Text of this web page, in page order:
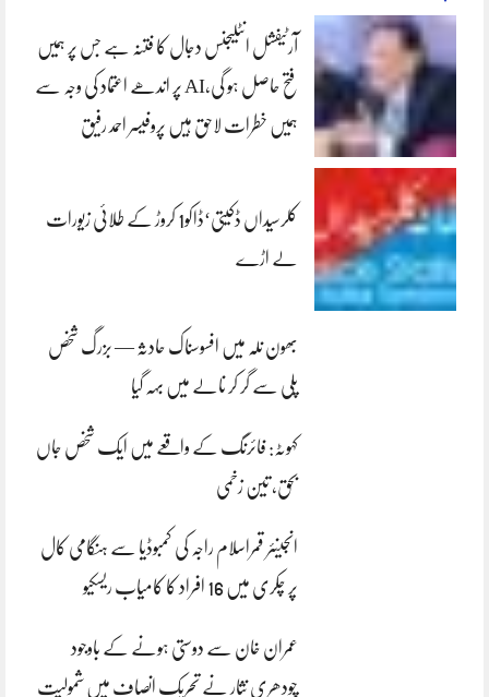
آرٹیفشل انٹلیجنس دجال کا فتنہ ہے جس پر ہمیں
فتح حاصل ہو گی،AI پر اندھے اعتماد کی وجہ سے
ہمیں خطرات لاحق ہیں پروفیسر احمد رفیق
کلرسیداں ڈکیتی‘ڈاکو1 کروڑ کے طلائی زیورات
لے اڑے
بھون نلہ میں افسوسناک حادثہ — بزرگ شخص
پلی سے گر کر نالے میں بہہ گیا
کہوٹہ: فائرنگ کے واقعے میں ایک شخص جاں
بحق، تین زخمی
انجینئر قمراسلام راجہ کی کمبوڈیا سے ہنگامی کال
پر چکری میں 16 افراد کا کامیاب ریسکیو
عمران خان سے دوستی ہونے کے باوجود
چودھری نثار نے تحریک انصاف میں شمولیت